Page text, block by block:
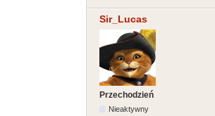
Sir_Lucas
Przechodzień
Nieaktywny